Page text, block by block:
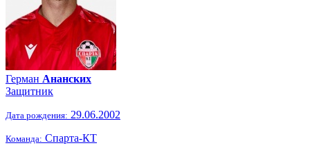
Герман Ананских
Защитник
Дата рождения: 29.06.2002
Команда: Спарта-КТ